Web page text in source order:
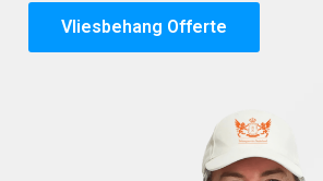
Vliesbehang Offerte